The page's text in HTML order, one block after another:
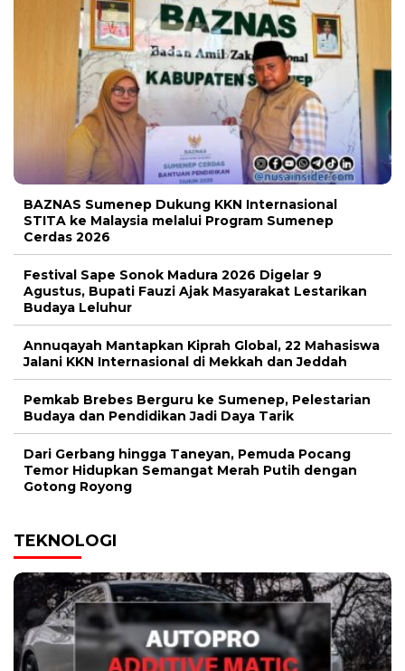
BAZNAS Sumenep Dukung KKN Internasional
STITA ke Malaysia melalui Program Sumenep
Cerdas 2026
Festival Sape Sonok Madura 2026 Digelar 9
Agustus, Bupati Fauzi Ajak Masyarakat Lestarikan
Budaya Leluhur
Annuqayah Mantapkan Kiprah Global, 22 Mahasiswa
Jalani KKN Internasional di Mekkah dan Jeddah
Pemkab Brebes Berguru ke Sumenep, Pelestarian
Budaya dan Pendidikan Jadi Daya Tarik
Dari Gerbang hingga Taneyan, Pemuda Pocang
Temor Hidupkan Semangat Merah Putih dengan
Gotong Royong
TEKNOLOGI